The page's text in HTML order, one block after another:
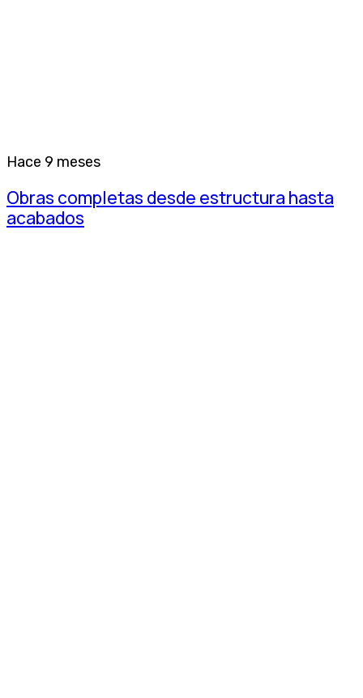
Hace 9 meses
Obras completas desde estructura hasta
acabados